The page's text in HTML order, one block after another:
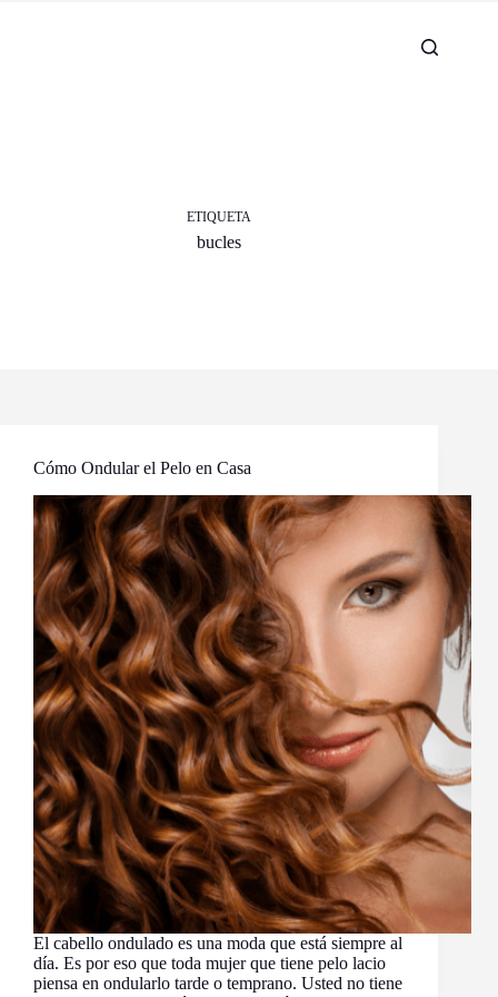
ETIQUETA
bucles
Cómo Ondular el Pelo en Casa
El cabello ondulado es una moda que está siempre al
día. Es por eso que toda mujer que tiene pelo lacio
piensa en ondularlo tarde o temprano. Usted no tiene